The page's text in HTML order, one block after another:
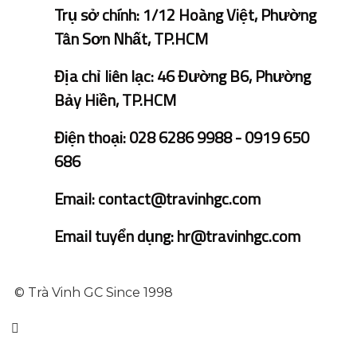
Trụ sở chính: 1/12 Hoàng Việt, Phường
Tân Sơn Nhất, TP.HCM
Địa chỉ liên lạc: 46 Đường B6, Phường
Bảy Hiền, TP.HCM
Điện thoại: 028 6286 9988 - 0919 650
686
Email: contact@travinhgc.com
Email tuyển dụng: hr@travinhgc.com
© Trà Vinh GC Since 1998